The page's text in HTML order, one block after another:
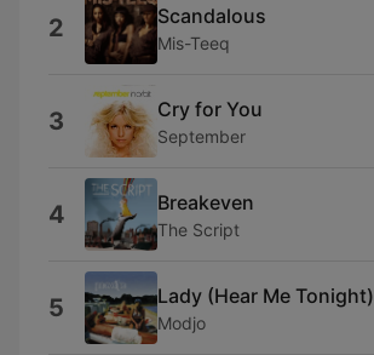
2 Scandalous
Mis-Teeq
3 Cry for You
September
4 Breakeven
The Script
5 Lady (Hear Me Tonight)
Modjo